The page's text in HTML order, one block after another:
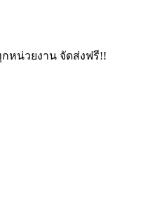
หน่วยงาน จัดส่งฟรี!!